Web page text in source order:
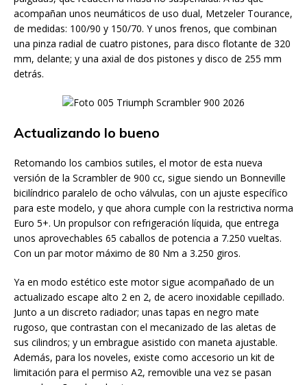
acompañan unos neumáticos de uso dual, Metzeler Tourance,
de medidas: 100/90 y 150/70. Y unos frenos, que combinan
una pinza radial de cuatro pistones, para disco flotante de 320
mm, delante; y una axial de dos pistones y disco de 255 mm
detrás.
Actualizando lo bueno
Retomando los cambios sutiles, el motor de esta nueva
versión de la Scrambler de 900 cc, sigue siendo un Bonneville
bicilíndrico paralelo de ocho válvulas, con un ajuste específico
para este modelo, y que ahora cumple con la restrictiva norma
Euro 5+. Un propulsor con refrigeración líquida, que entrega
unos aprovechables 65 caballos de potencia a 7.250 vueltas.
Con un par motor máximo de 80 Nm a 3.250 giros.
Ya en modo estético este motor sigue acompañado de un
actualizado escape alto 2 en 2, de acero inoxidable cepillado.
Junto a un discreto radiador; unas tapas en negro mate
rugoso, que contrastan con el mecanizado de las aletas de
sus cilindros; y un embrague asistido con maneta ajustable.
Además, para los noveles, existe como accesorio un kit de
limitación para el permiso A2, removible una vez se pasan